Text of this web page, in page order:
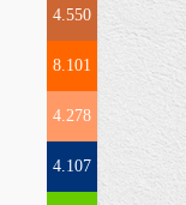
4.550
8.101
4.278
4.107